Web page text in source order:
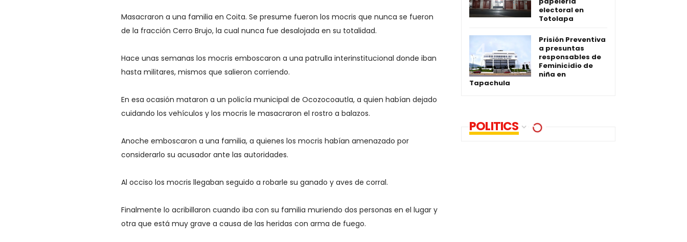
Masacraron a una familia en Coita. Se presume fueron los mocris que nunca se fueron
de la fracción Cerro Brujo, la cual nunca fue desalojada en su totalidad.
Hace unas semanas los mocris emboscaron a una patrulla interinstitucional donde iban
hasta militares, mismos que salieron corriendo.
En esa ocasión mataron a un policía municipal de Ocozocoautla, a quien habían dejado
cuidando los vehículos y los mocris le masacraron el rostro a balazos.
Anoche emboscaron a una familia, a quienes los mocris habían amenazado por
considerarlo su acusador ante las autoridades.
Al occiso los mocris llegaban seguido a robarle su ganado y aves de corral.
Finalmente lo acribillaron cuando iba con su familia muriendo dos personas en el lugar y
otra que está muy grave a causa de las heridas con arma de fuego.
electoral en
Totolapa
Prisión Preventiva
a presuntas
responsables de
Feminicidio de
niña en
Tapachula
POLITICS